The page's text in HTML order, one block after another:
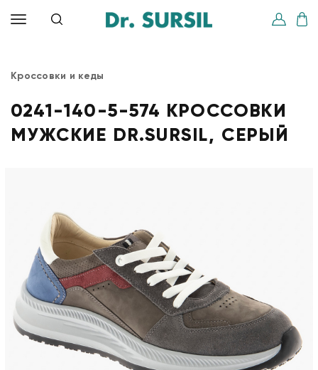
Кроссовки и кеды
0241-140-5-574 КРОССОВКИ
МУЖСКИЕ DR.SURSIL, СЕРЫЙ